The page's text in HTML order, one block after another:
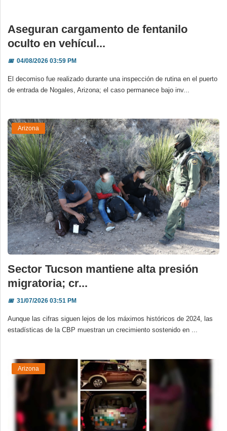
Aseguran cargamento de fentanilo
oculto en vehícul...
📅04/08/2026 03:59 PM
El decomiso fue realizado durante una inspección de rutina en el puerto
de entrada de Nogales, Arizona; el caso permanece bajo inv...
Arizona
Sector Tucson mantiene alta presión
migratoria; cr...
📅31/07/2026 03:51 PM
Aunque las cifras siguen lejos de los máximos históricos de 2024, las
estadísticas de la CBP muestran un crecimiento sostenido en ...
Arizona